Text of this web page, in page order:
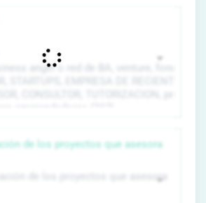
de los proyectos que asesora